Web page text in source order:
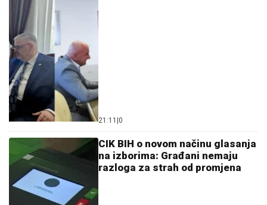
21:11 0
CIK BIH o novom načinu glasanja
na izborima: Građani nemaju
razloga za strah od promjena